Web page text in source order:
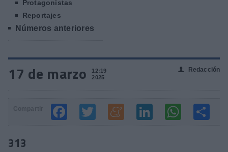
Protagonistas
Reportajes
Números anteriores
17 de marzo
12:19
2025
👤 Redacción
313